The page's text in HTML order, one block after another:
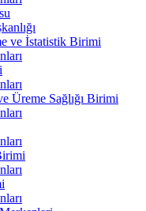
ve İstatistik Birimi
Üreme Sağlığı Birimi